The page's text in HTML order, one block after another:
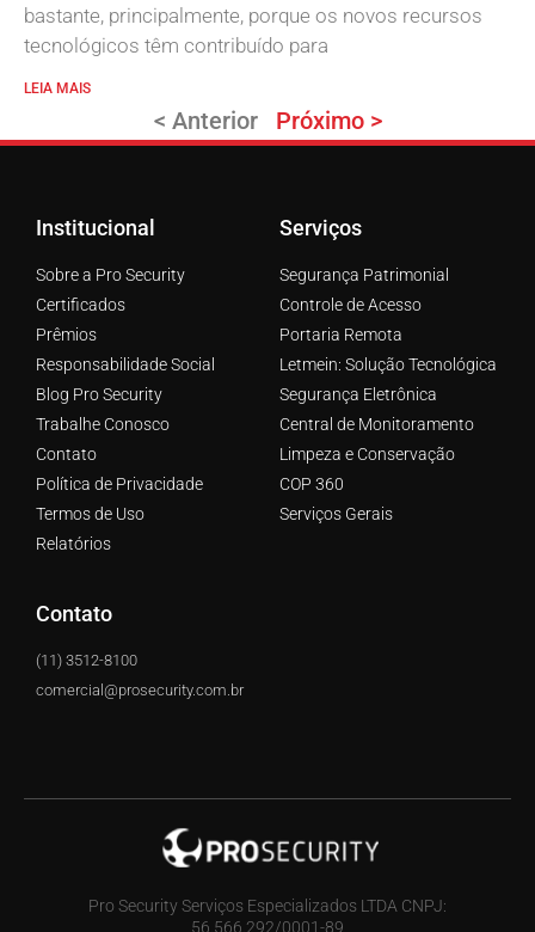
bastante, principalmente, porque os novos recursos
tecnológicos têm contribuído para
LEIA MAIS
< Anterior Próximo >
Institucional
Sobre a Pro Security
Certificados
Prêmios
Responsabilidade Social
Blog Pro Security
Trabalhe Conosco
Contato
Política de Privacidade
Termos de Uso
Relatórios
Serviços
Segurança Patrimonial
Controle de Acesso
Portaria Remota
Letmein: Solução Tecnológica
Segurança Eletrônica
Central de Monitoramento
Limpeza e Conservação
COP 360
Serviços Gerais
Contato
(11) 3512-8100
comercial@prosecurity.com.br
Pro Security Serviços Especializados LTDA CNPJ:
56.566.292/0001-89